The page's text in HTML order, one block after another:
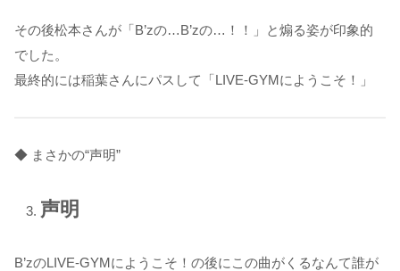
その後松本さんが「B’zの…B’zの…！！」と煽る姿が印象的
でした。
最終的には稲葉さんにパスして「LIVE-GYMにようこそ！」
◆ まさかの“声明”
声明
B’zのLIVE-GYMにようこそ！の後にこの曲がくるなんて誰が